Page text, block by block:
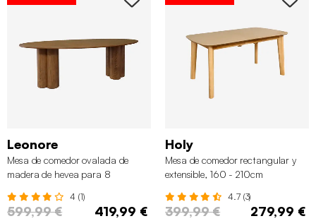
Leonore
Mesa de comedor ovalada de
madera de hevea para 8
4 (1)
599,99 € 419,99 €
Holy
Mesa de comedor rectangular y
extensible, 160 - 210cm
4.7 (3)
399,99 € 279,99 €